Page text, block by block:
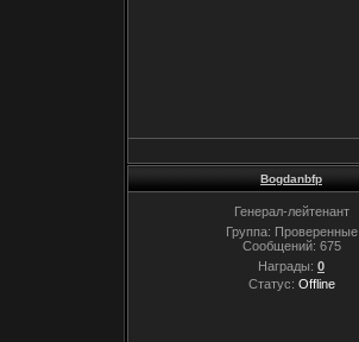
Bogdanbfp
Генерал-лейтенант
Группа: Проверенные
Сообщений: 675
Награды: 0
Статус: Offline